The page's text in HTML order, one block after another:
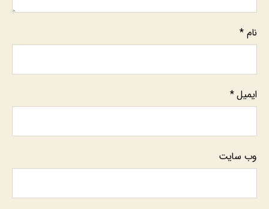
نام *
ایمیل*
وب‌ سایت